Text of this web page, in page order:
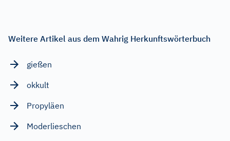
Weitere Artikel aus dem Wahrig Herkunftswörterbuch
gießen
okkult
Propyläen
Moderlieschen